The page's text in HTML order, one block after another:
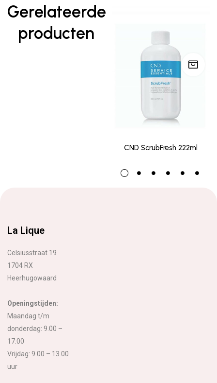
Gerelateerde
producten
CND ScrubFresh 222ml
La Lique
Celsiusstraat 19
1704 RX
Heerhugowaard
Openingstijden:
Maandag t/m
donderdag: 9.00 –
17.00
Vrijdag: 9.00 – 13.00
uur